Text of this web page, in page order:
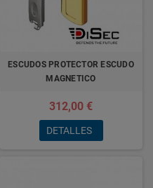
ESCUDOS PROTECTOR ESCUDO
MAGNETICO
312,00 €
DETALLES